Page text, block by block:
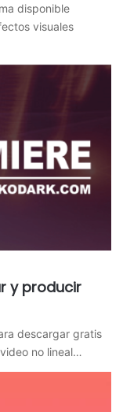
disponible
visuales
y producir
descargar gratis
no lineal…